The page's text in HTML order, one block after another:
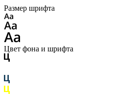
Размер шрифта
Цвет фона и шрифта